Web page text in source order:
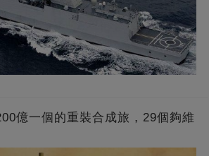
億一個的重裝合成旅，29個夠維